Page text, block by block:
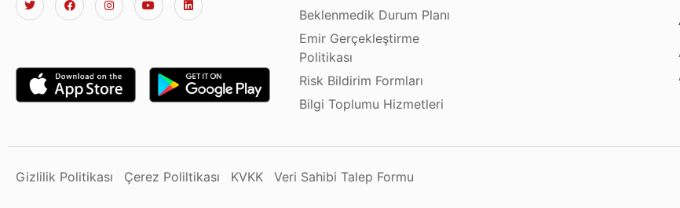
Beklenmedik Durum Planı
Emir Gerçekleştirme
Politikası
Risk Bildirim Formları
Bilgi Toplumu Hizmetleri
Gizlilik Politikası Çerez Poliltikası KVKK Veri Sahibi Talep Formu